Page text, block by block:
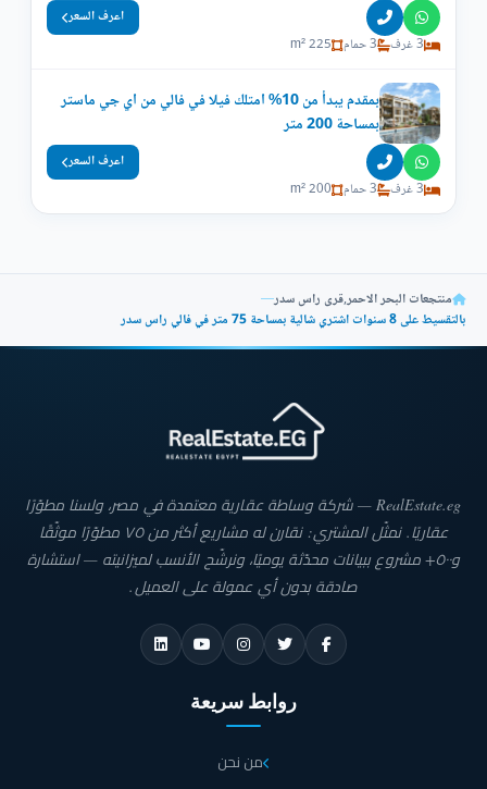
3 غرف 3 حمام 225 m²
اعرف السعر
بمقدم يبدأ من 10% امتلك فيلا في فالي من اي جي ماستر
بمساحة 200 متر
3 غرف 3 حمام 200 m²
اعرف السعر
منتجعات البحر الاحمر,قرى راس سدر—
بالتقسيط على 8 سنوات اشتري شالية بمساحة 75 متر في فالي راس سدر
RealEstate.eg — شركة وساطة عقارية معتمدة في مصر، ولسنا مطوّرًا
عقاريًا. نمثّل المشتري: نقارن له مشاريع أكثر من ٧٥ مطوّرًا موثّقًا
و٥٠٠+ مشروع ببيانات محدّثة يوميًا، ونرشّح الأنسب لميزانيته — استشارة
صادقة بدون أي عمولة على العميل.
روابط سريعة
من نحن